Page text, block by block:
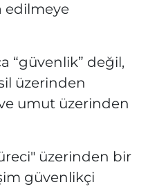
edilmeye
“güvenlik” değil,
üzerinden
umut üzerinden
üzerinden bir
güvenlikçi